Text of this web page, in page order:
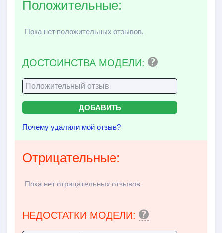
Положительные:
Пока нет положительных отзывов.
ДОСТОИНСТВА МОДЕЛИ:
Почему удалили мой отзыв?
Отрицательные:
Пока нет отрицательных отзывов.
НЕДОСТАТКИ МОДЕЛИ: